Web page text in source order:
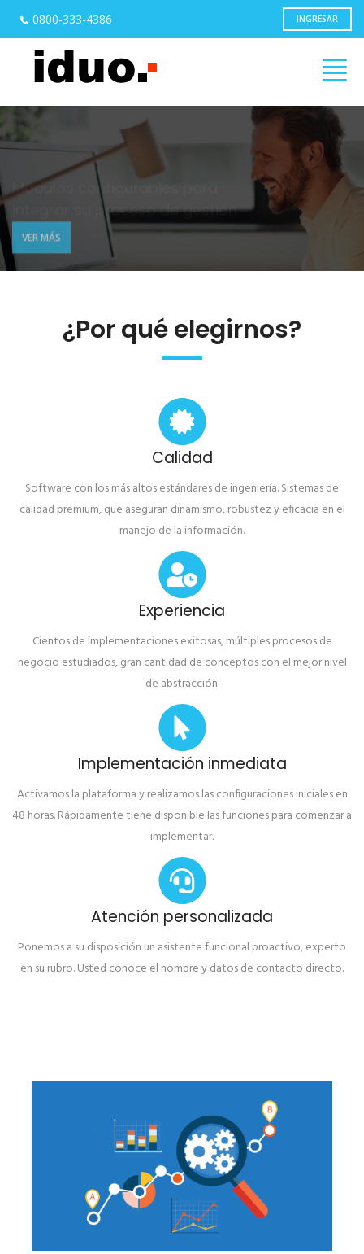
0800-333-4386 INGRESAR
Módulos configurables para
integrar su proceso de gestión
VER MÁS
¿Por qué elegirnos?
Calidad
Software con los más altos estándares de ingeniería. Sistemas de
calidad premium, que aseguran dinamismo, robustez y eficacia en el
manejo de la información.
Experiencia
Cientos de implementaciones exitosas, múltiples procesos de
negocio estudiados, gran cantidad de conceptos con el mejor nivel
de abstracción.
Implementación inmediata
Activamos la plataforma y realizamos las configuraciones iniciales en
48 horas. Rápidamente tiene disponible las funciones para comenzar a
implementar.
Atención personalizada
Ponemos a su disposición un asistente funcional proactivo, experto
en su rubro. Usted conoce el nombre y datos de contacto directo.